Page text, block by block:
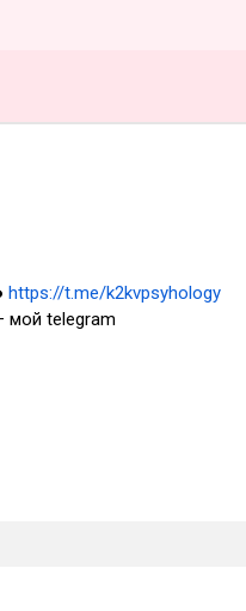
https://t.me/k2kvpsyhology
мой telegram